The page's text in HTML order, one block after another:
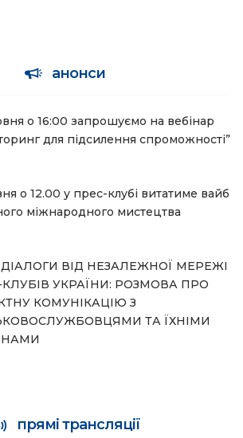
анонси
о 16:00 запрошуємо на вебінар
для підсилення спроможності”
о 12.00 у прес-клубі витатиме вайб
міжнародного мистецтва
ВІД НЕЗАЛЕЖНОЇ МЕРЕЖІ
УКРАЇНИ: РОЗМОВА ПРО
КОМУНІКАЦІЮ З
ТА ЇХНІМИ
прямі трансляції